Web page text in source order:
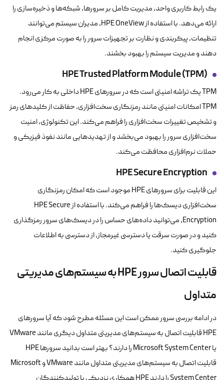
یک رابط کاربری واحد، مدیریت کامل بر سرورها، شبکه‌ها و ذخیره‌سازی را
ارائه می‌دهد. با استفاده از HPE OneView، مدیران سیستم می‌توانند
تنظیمات، پیکربندی و نظارت بر تجهیزات سرور را به صورت مرکزی انجام
دهند و مدیریت سیستم را بهبود بخشند.
HPE Trusted Platform Module (TPM)
TPM یک تراشه امنیتی است که در سرورهای HPE داخلی به کار می‌رود.
TPM امکانات امنیتی مانند رمزنگاری سخت‌افزاری، حفاظت از کلیدهای رمز
و تشخیص تغییرات سخت‌افزاری را فراهم می‌کند. این تکنولوژی، امنیت
سخت‌افزاری سرور را بهبود می‌بخشد و از تهدیدهایی مانند نفوذ فیزیکی و
حملات نرم‌افزاری محافظت می‌کند.
HPE Secure Encryption
این قابلیت برای سرورهای HPE موجود است که امکان رمزنگاری
سخت‌افزاری دیسک‌ها را فراهم می‌کند. با استفاده از HPE Secure
Encryption، می‌توانید داده‌های حساس را در دیسک‌های سرور رمزگذاری
کنید و در صورت سرقت یا دسترسی غیرمجاز، از دسترسی به اطلاعات
جلوگیری کنید.
قابلیت اتصال سرور HPE به سیستم‌های مدیریتی
متداول
در ادامه بررسی سرور ممکن است این مسئله مطرح شود که آیا سرورهای
HPE قابلیت اتصال به سیستم‌های مدیریتی متداول دیگری مانند VMware
یا Microsoft System Center را دارند؟ بهتر است بدانید سرورها HPE
قابلیت اتصال به سیستم‌های مدیریتی متداول مانند VMware و Microsoft